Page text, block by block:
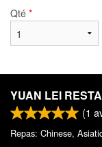
Qté *
YUAN LEI
(1
Repas: Chinese,